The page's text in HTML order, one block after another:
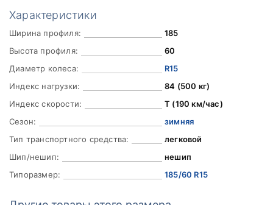
Характеристики
Ширина профиля:
185
Высота профиля:
60
Диаметр колеса:
R15
Индекс нагрузки:
84 (500 кг)
Индекс скорости:
T (190 км/час)
Сезон:
зимняя
Тип транспортного средства:
легковой
Шип/нешип:
нешип
Типоразмер:
185/60 R15